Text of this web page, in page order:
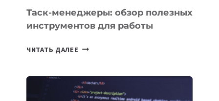
Таск-менеджеры: обзор полезных
инструментов для работы
ЧИТАТЬ ДАЛЕЕ ТАСК-
ПОЛЕЗНЫХ
ИНСТРУМЕНТОВ